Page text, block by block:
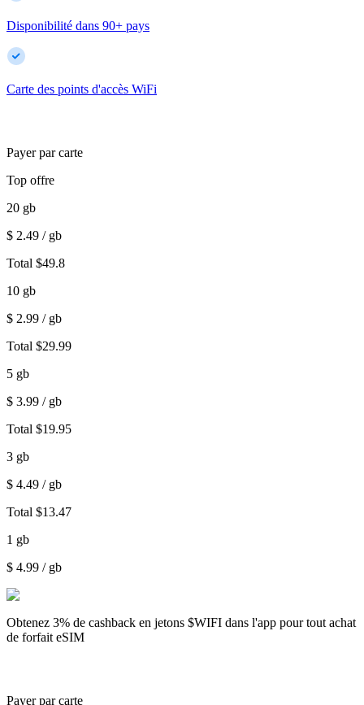
Disponibilité dans 90+ pays
Carte des points d'accès WiFi
Payer par carte
Top offre
20 gb
$ 2.49 / gb
Total $49.8
10 gb
$ 2.99 / gb
Total $29.99
5 gb
$ 3.99 / gb
Total $19.95
3 gb
$ 4.49 / gb
Total $13.47
1 gb
$ 4.99 / gb
Obtenez 3% de cashback en jetons $WIFI dans l'app pour tout achat
de forfait eSIM
Payer par carte